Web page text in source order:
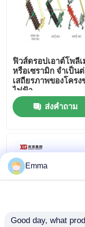
เกี่ยวกับเรา
ทัวร์โรงงาน
ควบคุมคุณภาพ
ติดต่อเรา
สวิตช์แบ่งโหลดอาก
สวิตช์จ่ายไฟ
ฟิวส์ดรอปเอาต์โพลี
หรือเซรามิก จำเป็น
เสถียรภาพของโครง
ไฟฟ้า
ส่งคำถาม
Emma
Good day, what